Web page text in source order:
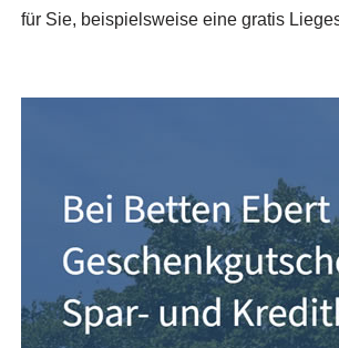
für Sie, beispielsweise eine gratis